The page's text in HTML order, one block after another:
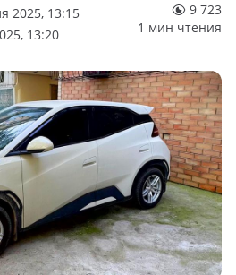
2025, 13:15
13:20
9 723
1 мин чтения